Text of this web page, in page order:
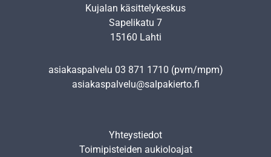
Kujalan käsittelykeskus
Sapelikatu 7
15160 Lahti
asiakaspalvelu 03 871 1710 (pvm/mpm)
asiakaspalvelu@salpakierto.fi
Yhteystiedot
Toimipisteiden aukioloajat